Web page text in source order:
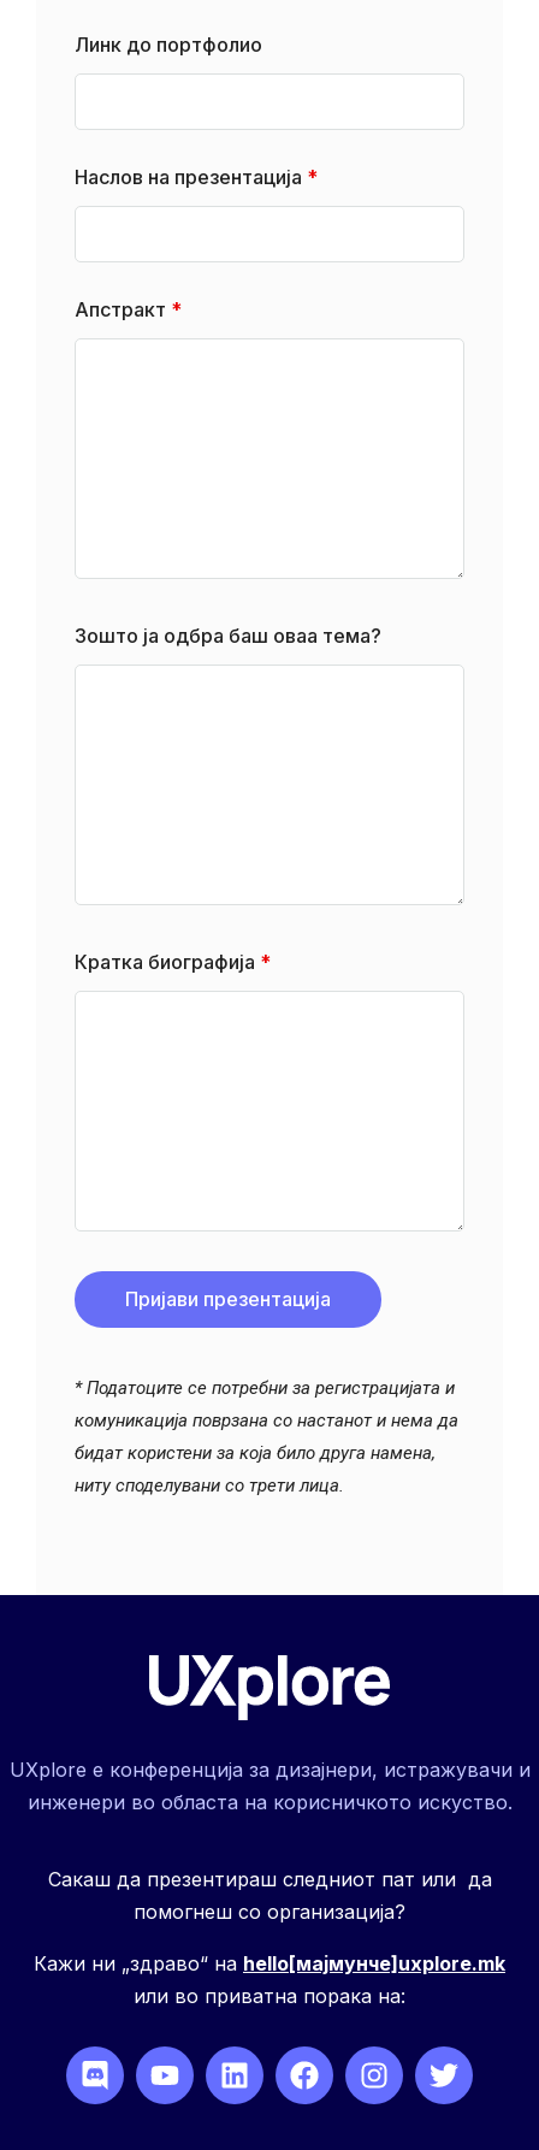
Линк до портфолио
Наслов на презентација *
Апстракт *
Зошто ја одбра баш оваа тема?
Кратка биографија *
* Податоците се потребни за регистрацијата и
комуникација поврзана со настанот и нема да
бидат користени за која било друга намена,
ниту споделувани со трети лица.
UXplore е конференција за дизајнери, истражувачи и
инженери во областа на корисничкото искуство.
Сакаш да презентираш следниот пат или да
помогнеш со организација?
Кажи ни „здраво“ на hello[мајмунче]uxplore.mk
или во приватна порака на: